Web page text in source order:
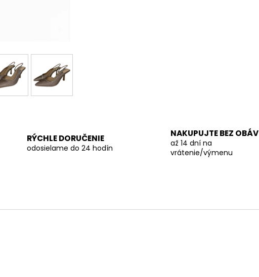
RÝCHLE DORUČENIE
odosielame do 24 hodín
NAKUPUJTE BEZ OBÁV
až 14 dní na
vrátenie/výmenu